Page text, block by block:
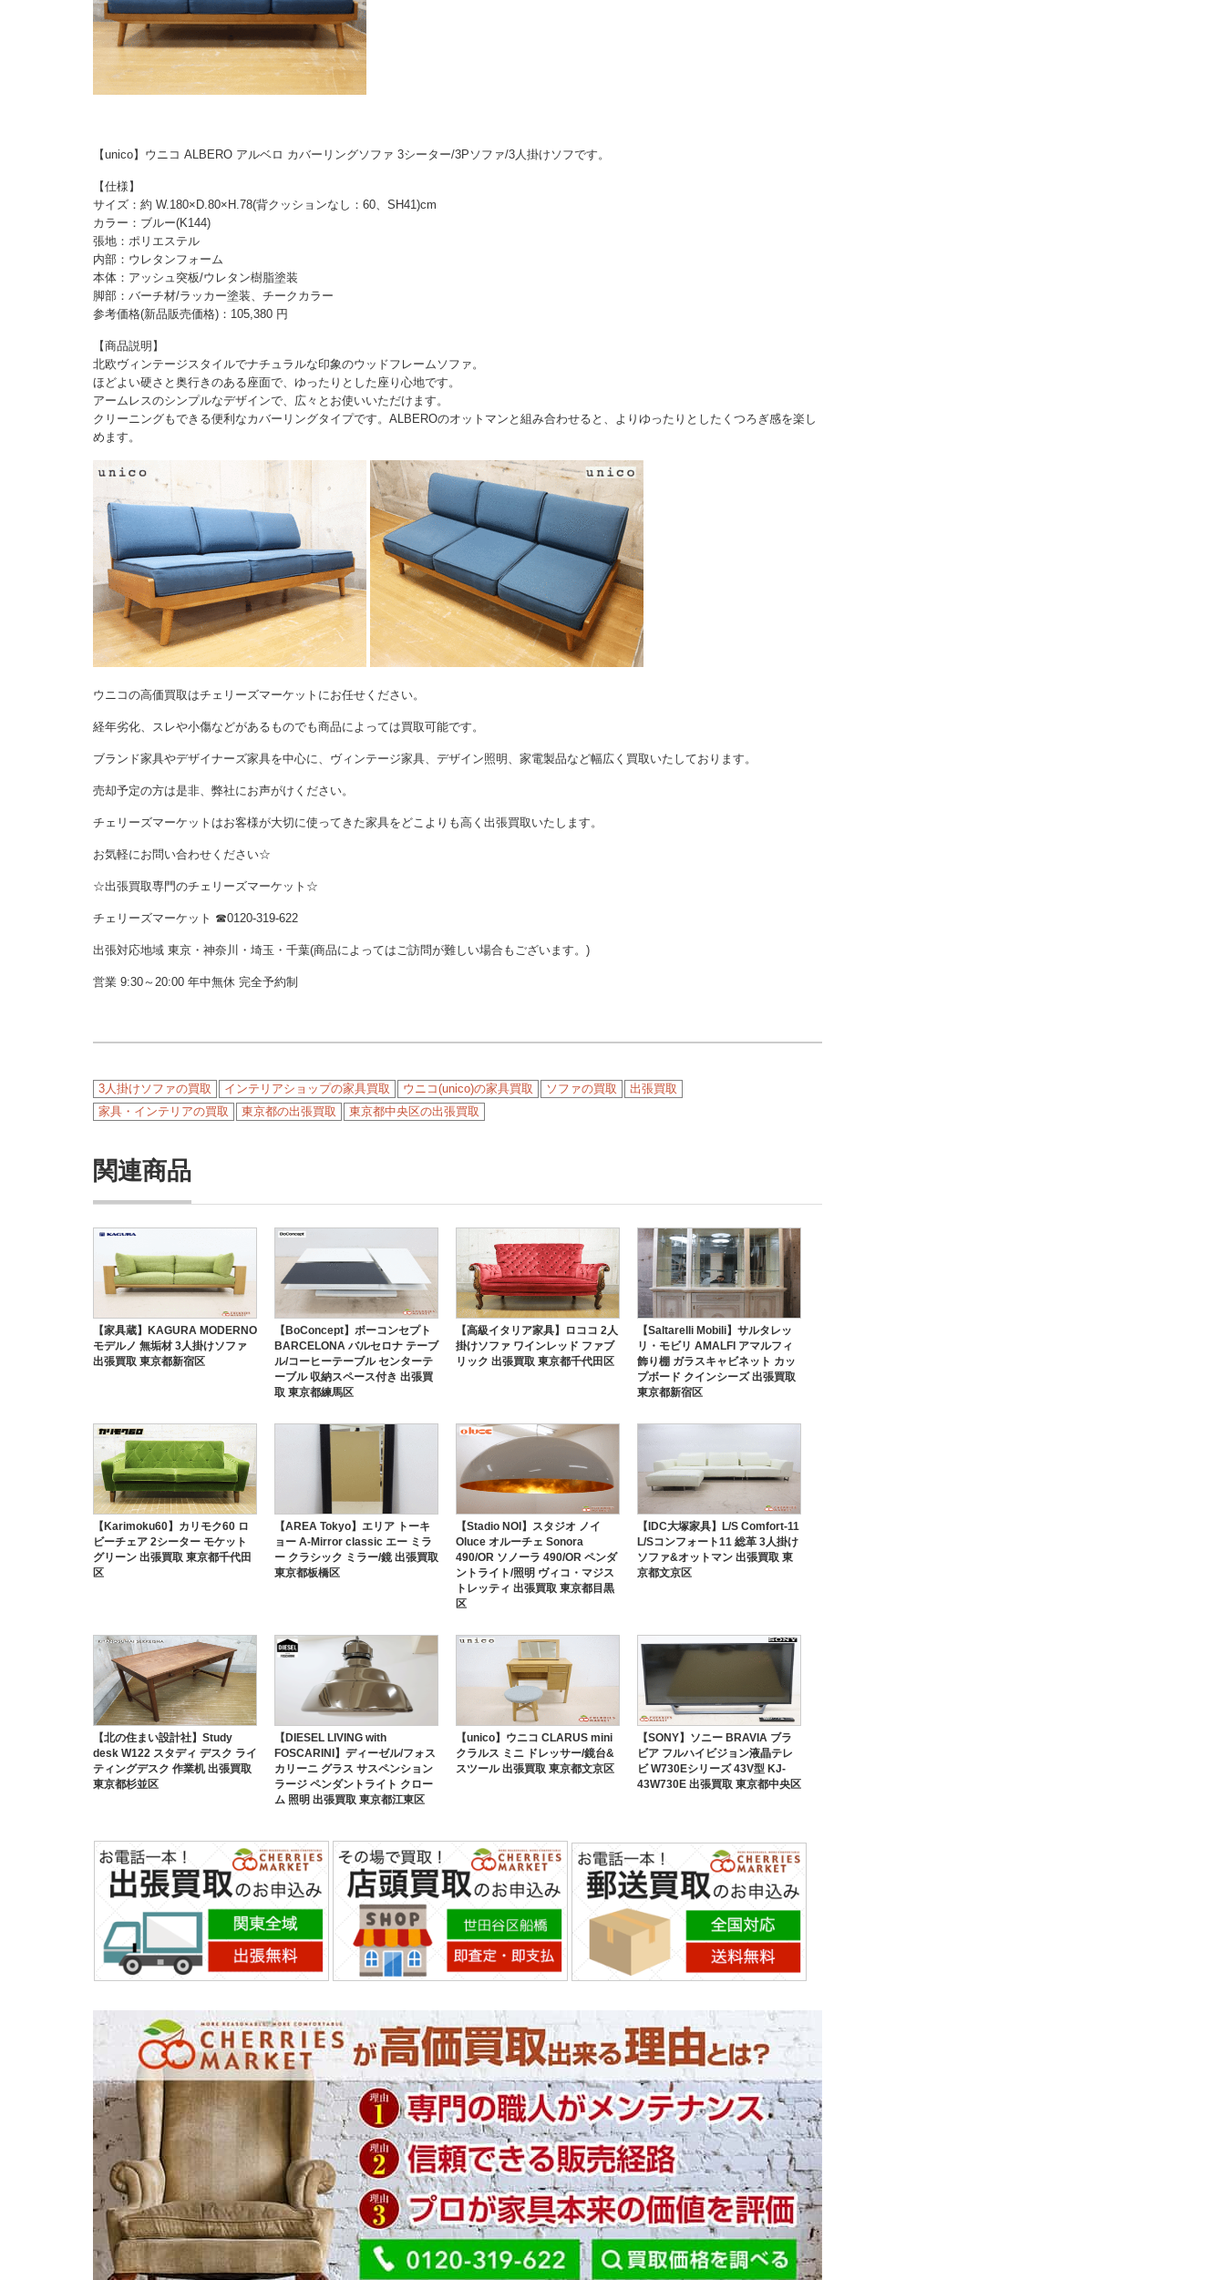
【unico】ウニコ ALBERO アルベロ カバーリングソファ 3シーター/3Pソファ/3人掛けソフです。
【仕様】
サイズ：約 W.180×D.80×H.78(背クッションなし：60、SH41)cm
カラー：ブルー(K144)
張地：ポリエステル
内部：ウレタンフォーム
本体：アッシュ突板/ウレタン樹脂塗装
脚部：バーチ材/ラッカー塗装、チークカラー
参考価格(新品販売価格)：105,380 円
【商品説明】
北欧ヴィンテージスタイルでナチュラルな印象のウッドフレームソファ。
ほどよい硬さと奥行きのある座面で、ゆったりとした座り心地です。
アームレスのシンプルなデザインで、広々とお使いいただけます。
クリーニングもできる便利なカバーリングタイプです。ALBEROのオットマンと組み合わせると、よりゆったりとしたくつろぎ感を楽し
めます。
ウニコの高価買取はチェリーズマーケットにお任せください。
経年劣化、スレや小傷などがあるものでも商品によっては買取可能です。
ブランド家具やデザイナーズ家具を中心に、ヴィンテージ家具、デザイン照明、家電製品など幅広く買取いたしております。
売却予定の方は是非、弊社にお声がけください。
チェリーズマーケットはお客様が大切に使ってきた家具をどこよりも高く出張買取いたします。
お気軽にお問い合わせください☆
☆出張買取専門のチェリーズマーケット☆
チェリーズマーケット ☎︎0120-319-622
出張対応地域 東京・神奈川・埼玉・千葉(商品によってはご訪問が難しい場合もございます。)
営業 9:30～20:00 年中無休 完全予約制
3人掛けソファの買取 インテリアショップの家具買取 ウニコ(unico)の家具買取 ソファの買取
出張買取
家具・インテリアの買取
東京都の出張買取 東京都中央区の出張買取
関連商品
【家具蔵】KAGURA MODERNO
モデルノ 無垢材 3人掛けソファ
出張買取 東京都新宿区
【BoConcept】ボーコンセプト
BARCELONA バルセロナ テーブ
ル/コーヒーテーブル センターテ
ーブル 収納スペース付き 出張買
取 東京都練馬区
【高級イタリア家具】ロココ 2人
掛けソファ ワインレッド ファブ
リック 出張買取 東京都千代田区
【Saltarelli Mobili】サルタレッ
リ・モビリ AMALFI アマルフィ
飾り棚 ガラスキャビネット カッ
プボード クインシーズ 出張買取
東京都新宿区
【Karimoku60】カリモク60 ロ
ビーチェア 2シーター モケット
グリーン 出張買取 東京都千代田
区
【AREA Tokyo】エリア トーキ
ョー A-Mirror classic エー ミラ
ー クラシック ミラー/鏡 出張買取
東京都板橋区
【Stadio NOI】スタジオ ノイ
Oluce オルーチェ Sonora
490/OR ソノーラ 490/OR ペンダ
ントライト/照明 ヴィコ・マジス
トレッティ 出張買取 東京都目黒
区
【IDC大塚家具】L/S Comfort-11
L/Sコンフォート11 総革 3人掛け
ソファ&オットマン 出張買取 東
京都文京区
【北の住まい設計社】Study
desk W122 スタディ デスク ライ
ティングデスク 作業机 出張買取
東京都杉並区
【DIESEL LIVING with
FOSCARINI】ディーゼル/フォス
カリーニ グラス サスペンション
ラージ ペンダントライト クロー
ム 照明 出張買取 東京都江東区
【unico】ウニコ CLARUS mini
クラルス ミニ ドレッサー/鏡台&
スツール 出張買取 東京都文京区
【SONY】ソニー BRAVIA ブラ
ビア フルハイビジョン液晶テレ
ビ W730Eシリーズ 43V型 KJ-
43W730E 出張買取 東京都中央区